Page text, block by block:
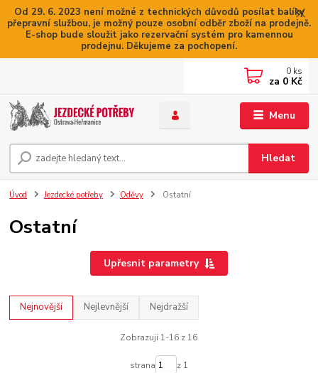
Od 29. 6. 2023 není možné z technických důvodů posílat balíky
přepravní službou, je možný pouze osobní odběr zboží na prodejně.
E-shop bude sloužit jako rezervační systém pro kamennou
prodejnu. Děkujeme za pochopení.
Menu
Hledat
0 ks
za 0 Kč
Úvod Jezdecké potřeby Oděvy Ostatní
Ostatní
Upřesnit parametry
Nejnovější Nejlevnější Nejdražší
Zobrazuji 1-16 z 16
strana z 1